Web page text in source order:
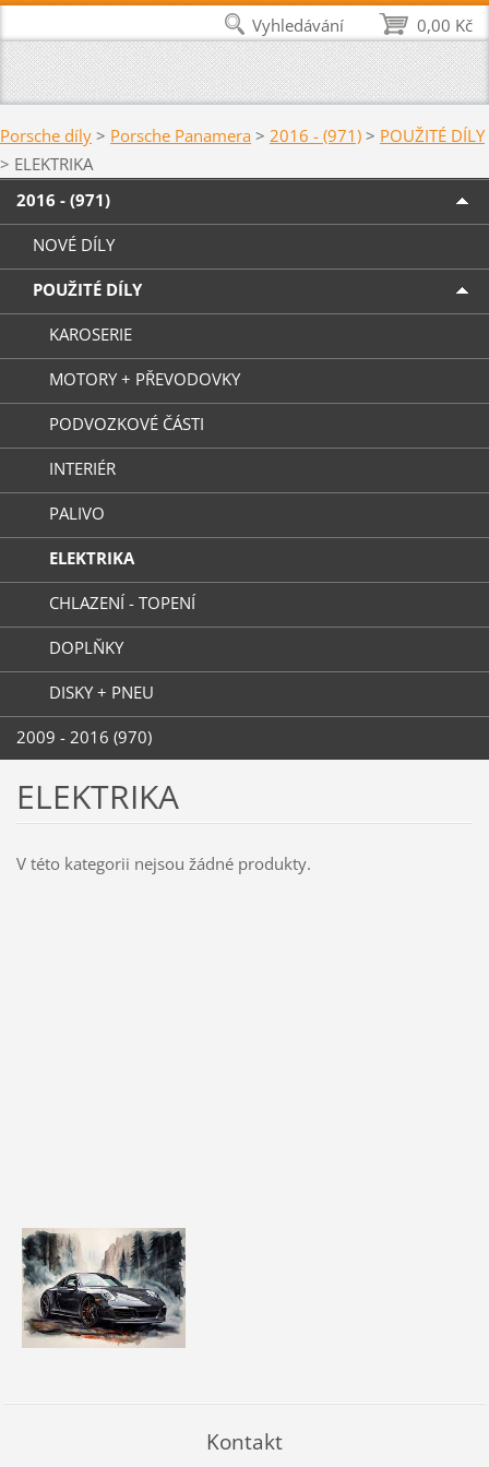
Porsche díly > Porsche Panamera > 2016 - (971) > POUŽITÉ DÍLY
> ELEKTRIKA
2016 - (971)
NOVÉ DÍLY
POUŽITÉ DÍLY
KAROSERIE
MOTORY + PŘEVODOVKY
PODVOZKOVÉ ČÁSTI
INTERIÉR
PALIVO
ELEKTRIKA
CHLAZENÍ - TOPENÍ
DOPLŇKY
DISKY + PNEU
2009 - 2016 (970)
ELEKTRIKA
V této kategorii nejsou žádné produkty.
Kontakt
0,00 Kč
Vyhledávání